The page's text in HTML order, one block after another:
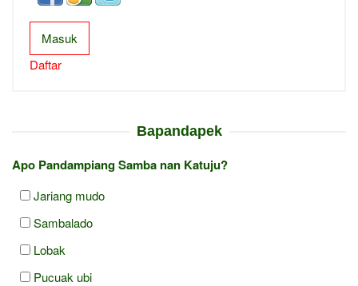
Masuk
Daftar
Bapandapek
Apo Pandampiang Samba nan Katuju?
Jariang mudo
Sambalado
Lobak
Pucuak ubi